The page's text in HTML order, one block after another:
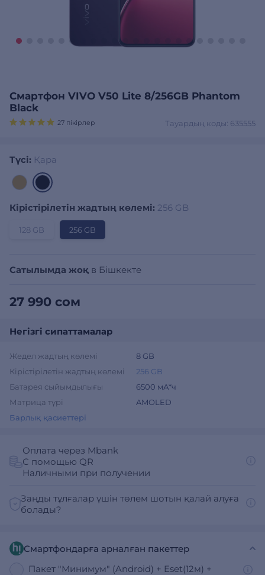
Смартфон VIVO V50 Lite 8/256GB Phantom
Black
Тауардың коды: 635555
27 пікірлер
Түсі: Қара
Кірістірілетін жадтың көлемі: 256 GB
128 GB 256 GB
Сатылымда жоқ в Бішкекте
27 990 сом
Негізгі сипаттамалар
Жедел жадтың көлемі
8 GB
Кірістірілетін жадтың көлемі
256 GB
Батарея сыйымдылығы
6500 мА*ч
Матрица түрі
AMOLED
Барлық қасиеттері
Оплата через Mbank
С помощью QR
Наличными при получении
Заңды тұлғалар үшін төлем шотын қалай алуға
болады?
Смартфондарға арналған пакеттер
Пакет "Минимум" (Android) + Eset(12м) +